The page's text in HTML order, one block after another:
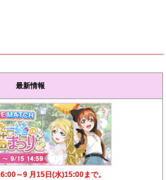
最新情報
～9 月15日(水)15:00まで。